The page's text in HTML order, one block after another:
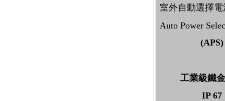
室外自動選擇
Auto Power
(APS)
工業級鐵
IP 67